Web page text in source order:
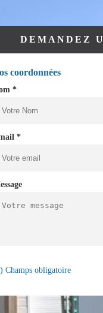
DEMANDEZ
coordonnées
*
*
Champs obligatoire